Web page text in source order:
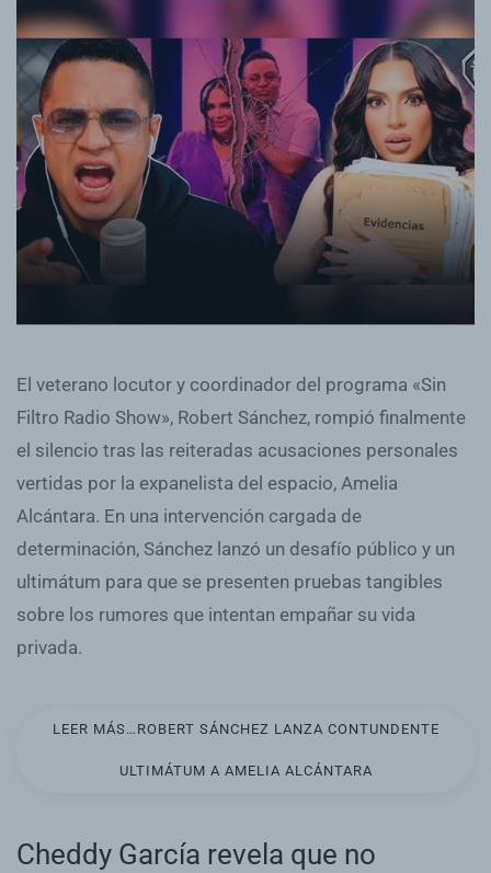
El veterano locutor y coordinador del programa «Sin
Filtro Radio Show», Robert Sánchez, rompió finalmente
el silencio tras las reiteradas acusaciones personales
vertidas por la expanelista del espacio, Amelia
Alcántara. En una intervención cargada de
determinación, Sánchez lanzó un desafío público y un
ultimátum para que se presenten pruebas tangibles
sobre los rumores que intentan empañar su vida
privada.
LEER MÁS…ROBERT SÁNCHEZ LANZA CONTUNDENTE
ULTIMÁTUM A AMELIA ALCÁNTARA
Cheddy García revela que no